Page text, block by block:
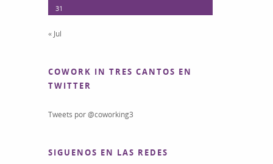
31
« Jul
COWORK IN TRES CANTOS EN
TWITTER
Tweets por @coworking3
SIGUENOS EN LAS REDES